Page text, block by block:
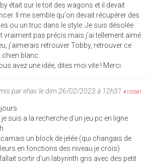
était sur le toit des wagons et il devait
Il me semble qu'on devait récupérer des
ou un truc dans le style. Je suis désolée
vraiment pas précis mais j'ai tellement aimé
j'aimerais retrouver Tobby, retrouver ce
chien blanc.
avez une idée, dites moi vite ! Merci
parehavle dim 26/02/2023 à 12h31 #125381
suis a la recherche d'un jeu pc en ligne
un block de jelée (qui changais de
en fonctions des niveau je crois)
sortir d'un labyrinth gris avec des petit